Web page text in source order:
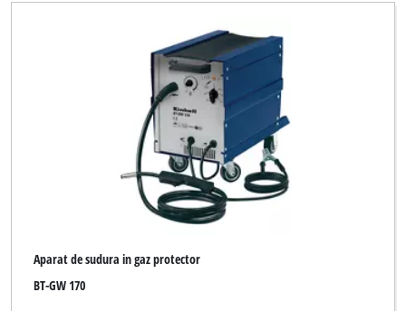
Aparat de sudura in gaz protector
BT-GW 170